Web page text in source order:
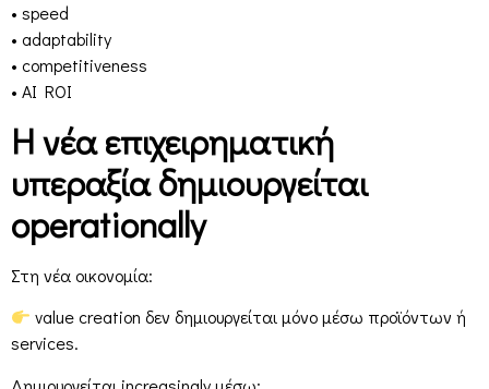
• speed
• adaptability
• competitiveness
• AI ROI
Η νέα επιχειρηματική
υπεραξία δημιουργείται
operationally
Στη νέα οικονομία:
value creation δεν δημιουργείται μόνο μέσω προϊόντων ή
services.